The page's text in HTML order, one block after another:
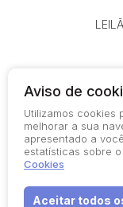
© 2026-
Aviso de
Utilizamos cookies
melhorar a sua
apresentado a
estatísticas sobre
Cookies
Aceitar todos